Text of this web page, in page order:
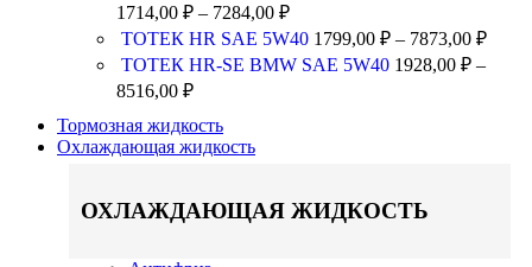
1714,00 ₽ – 7284,00 ₽
ТОТЕК HR SAE 5W40 1799,00 ₽ – 7873,00 ₽
ТОТЕК HR-SE BMW SAE 5W40 1928,00 ₽ –
8516,00 ₽
Тормозная жидкость
Охлаждающая жидкость
ОХЛАЖДАЮЩАЯ ЖИДКОСТЬ